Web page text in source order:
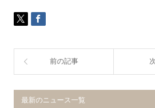
前の記事
最新のニュース一覧